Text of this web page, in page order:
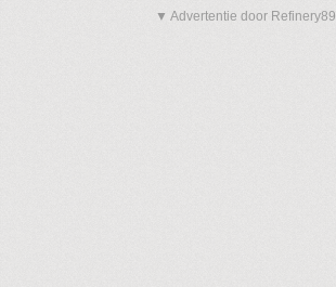
▼ Advertentie door Refinery89